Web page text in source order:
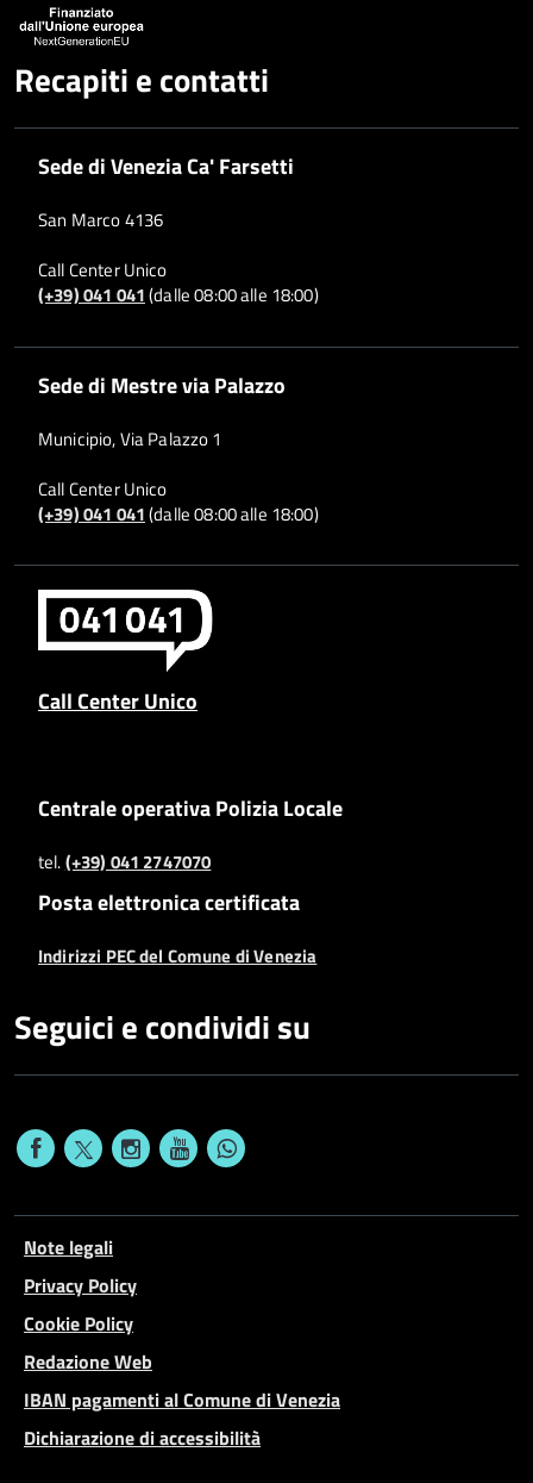
Recapiti e contatti
Sede di Venezia Ca' Farsetti
San Marco 4136
Call Center Unico
(+39) 041 041(dalle 08:00 alle 18:00)
Sede di Mestre via Palazzo
Municipio, Via Palazzo 1
Call Center Unico
(+39) 041 041(dalle 08:00 alle 18:00)
Call Center Unico
Centrale operativa Polizia Locale
tel.(+39) 041 2747070
Posta elettronica certificata
Indirizzi PEC del Comune di Venezia
Seguici e condividi su
Note legali
Privacy Policy
Cookie Policy
Redazione Web
IBAN pagamenti al Comune di Venezia
Dichiarazione di accessibilità